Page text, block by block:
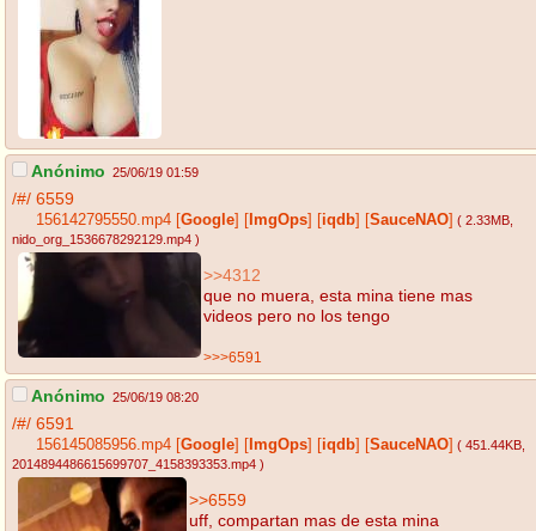
Anónimo 25/06/19 01:59
/#/ 6559
156142795550.mp4 [Google] [ ImgOps] [iqdb] [SauceNAO] ( 2.33MB
nido_org_1536678292129.mp4 )
>>4312
que no muera, esta mina tiene mas
videos pero no los tengo
>>>6591
Anónimo 25/06/19 08:20
/#/ 6591
156145085956.mp4 [Google] [ ImgOps] [iqdb] [SauceNAO] ( 451.44KB
2014894486615699707_4158393353.mp4 )
>>6559
uff, compartan mas de esta mina